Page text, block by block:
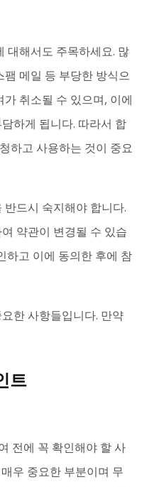
대해서도 주목하세요. 많
메일 등 부당한 방식으
취소될 수 있으며, 이에
하게 됩니다. 따라서 합
하고 사용하는 것이 중요
드시 숙지해야 합니다.
약관이 변경될 수 있습
하고 이에 동의한 후에 참
한 사항들입니다. 만약
트
전에 꼭 확인해야 할 사
우 중요한 부분이며 무